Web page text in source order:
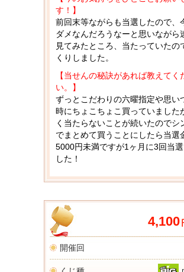
す！】
前回末等ながらも当選したので、
ダメなんだろうなーと思いながら
見てみたところ、当たっていたの
くりしました。
【当せんの秘訣があれば教えてく
い。】
ずっとこだわりの六曜指定や思い
時にちょこちょこ買っていました
く当たらないことが続いたのでシ
でまとめて買うことにしたら当選
5000円未満ですが1ヶ月に3回当選
した！
4,100
開催回